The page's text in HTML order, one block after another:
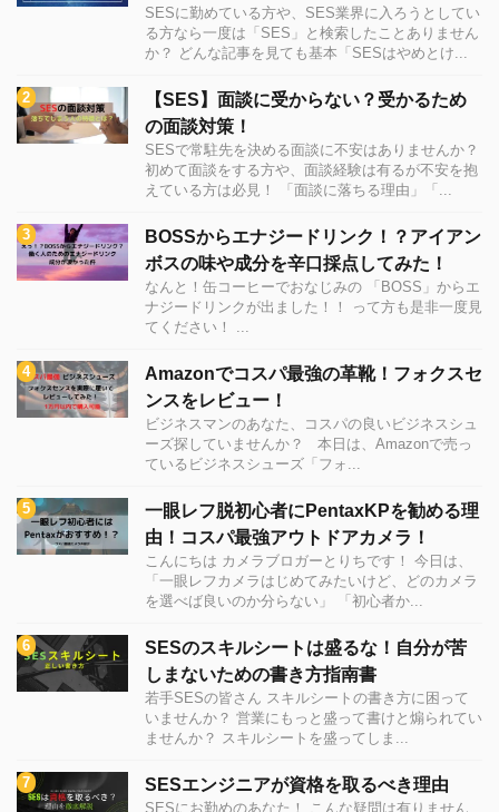
SESに勤めている方や、SES業界に入ろうとしてい
る方なら一度は「SES」と検索したことありません
か？ どんな記事を見ても基本「SESはやめとけ...
【SES】面談に受からない？受かるため
の面談対策！
SESで常駐先を決める面談に不安はありませんか？
初めて面談をする方や、面談経験は有るが不安を抱
えている方は必見！ 「面談に落ちる理由」「...
BOSSからエナジードリンク！？アイアン
ボスの味や成分を辛口採点してみた！
なんと！缶コーヒーでおなじみの 「BOSS」からエ
ナジードリンクが出ました！！ って方も是非一度見
てください！ ...
Amazonでコスパ最強の革靴！フォクスセ
ンスをレビュー！
ビジネスマンのあなた、コスパの良いビジネスシュ
ーズ探していませんか？ 本日は、Amazonで売っ
ているビジネスシューズ「フォ...
一眼レフ脱初心者にPentaxKPを勧める理
由！コスパ最強アウトドアカメラ！
こんにちは カメラブロガーとりちです！ 今日は、
「一眼レフカメラはじめてみたいけど、どのカメラ
を選べば良いのか分らない」 「初心者か...
SESのスキルシートは盛るな！自分が苦
しまないための書き方指南書
若手SESの皆さん スキルシートの書き方に困って
いませんか？ 営業にもっと盛って書けと煽られてい
ませんか？ スキルシートを盛ってしま...
SESエンジニアが資格を取るべき理由
SESにお勤めのあなた！ こんな疑問は有りません